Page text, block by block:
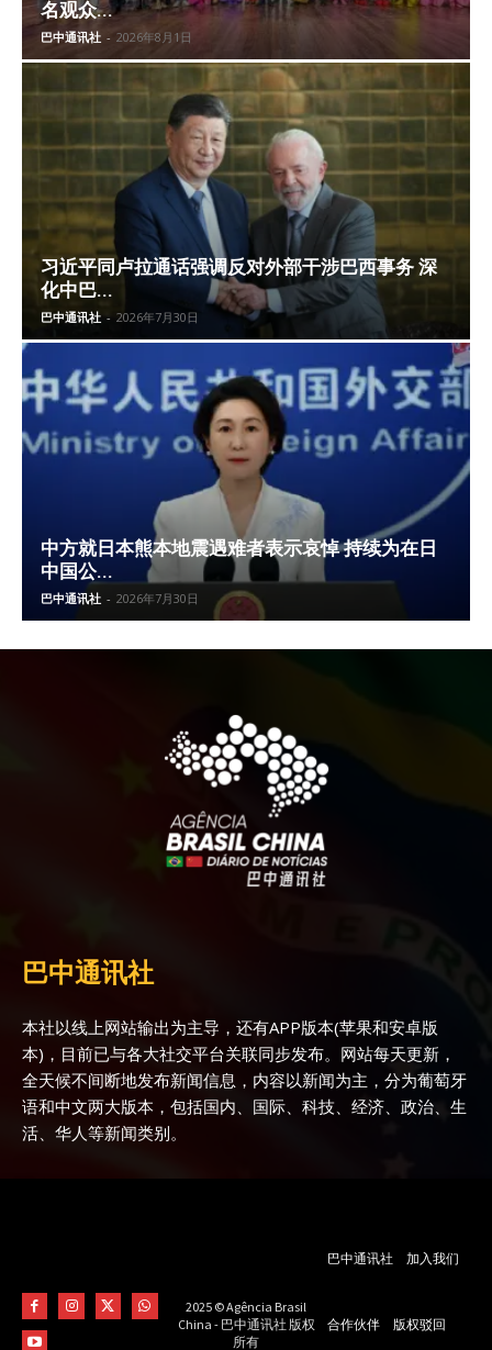
名观众...
巴中通讯社 - 2026年8月1日
习近平同卢拉通话强调反对外部干涉巴西事务 深
化中巴...
巴中通讯社 - 2026年7月30日
中方就日本熊本地震遇难者表示哀悼 持续为在日
中国公...
巴中通讯社 - 2026年7月30日
巴中通讯社
本社以线上网站输出为主导，还有APP版本(苹果和安卓版
本)，目前已与各大社交平台关联同步发布。网站每天更新，
全天候不间断地发布新闻信息，内容以新闻为主，分为葡萄牙
语和中文两大版本，包括国内、国际、科技、经济、政治、生
活、华人等新闻类别。
2025 © Agência Brasil
China - 巴中通讯社 版权
所有
巴中通讯社 加入我们
合作伙伴 版权驳回